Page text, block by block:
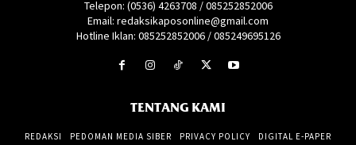
Telepon: (0536) 4263708 / 085252852006
Email: redaksikaposonline@gmail.com
Hotline Iklan: 085252852006 / 085249695126
TENTANG KAMI
REDAKSI PEDOMAN MEDIA SIBER PRIVACY POLICY DIGITAL E-PAPER